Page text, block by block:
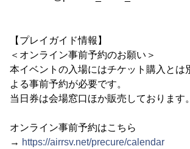
【プレイガイド情報】
＜オンライン事前予約のお願い＞
本イベントの入場にはチケット購入とは
よる事前予約が必要です。
当日券は会場窓口ほか販売しております。
オンライン事前予約はこちら
→ https://airrsv.net/precure/calendar